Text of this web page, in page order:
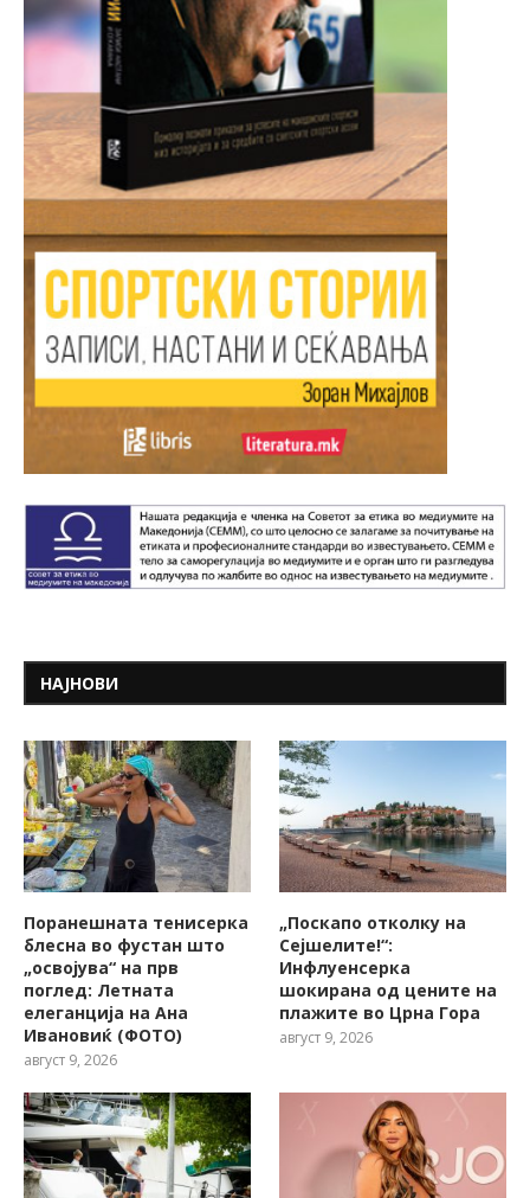
НАЈНОВИ
Поранешната тенисерка
блесна во фустан што
„освојува“ на прв
поглед: Летната
елеганција на Ана
Ивановиќ (ФОТО)
август 9, 2026
„Поскапо отколку на
Сејшелите!“:
Инфлуенсерка
шокирана од цените на
плажите во Црна Гора
август 9, 2026